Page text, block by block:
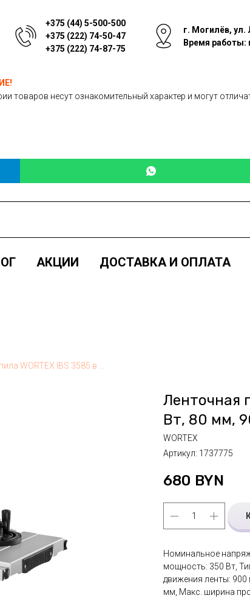
+375 (44) 5-500-500
+375 (222) 74-50-47
+375 (222) 74-87-75
г. Могилёв, ул.
Время работы:
товаров несут ознакомительный характер и могут
АКЦИИ ДОСТАВКА И ОПЛАТА
Ленточная
Вт, 80 мм,
WORTEX
Артикул: 1737775
680 BYN
Номинальное
мощность: 350 Вт,
движения ленты: 900
мм, Макс. ширина